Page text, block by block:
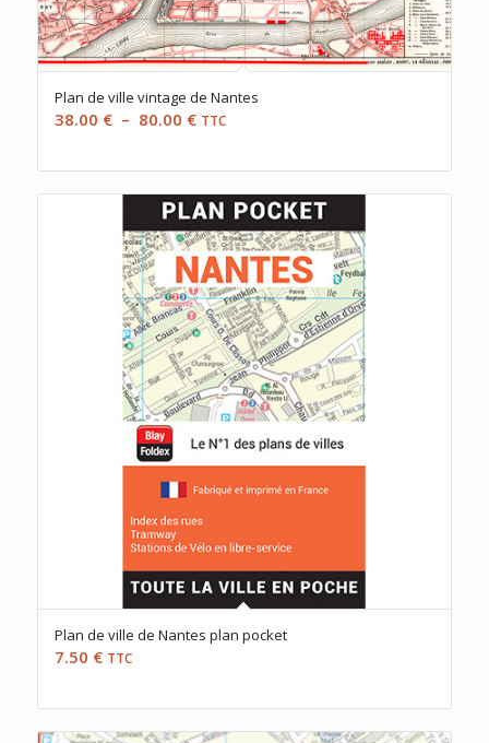
Plan de ville vintage de Nantes
38.00 € – 80.00 €Plage
prix :
38.00 €
à
80.00 €
TTC
Plan de ville de Nantes plan pocket
7.50 € TTC